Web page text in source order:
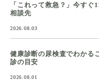
「これって救急？」今す
相談先
2026.08.03
健康診断の尿検査でわかる
診の目安
2026.08.01